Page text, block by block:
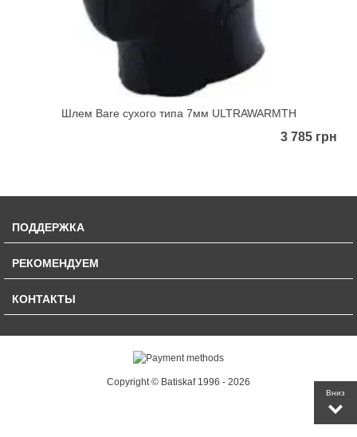
Вниз
Шлем Bare сухого типа 7мм ULTRAWARMTH
3 785 грн
ПОДДЕРЖКА
РЕКОМЕНДУЕМ
КОНТАКТЫ
Copyright © Batiskaf 1996 - 2026